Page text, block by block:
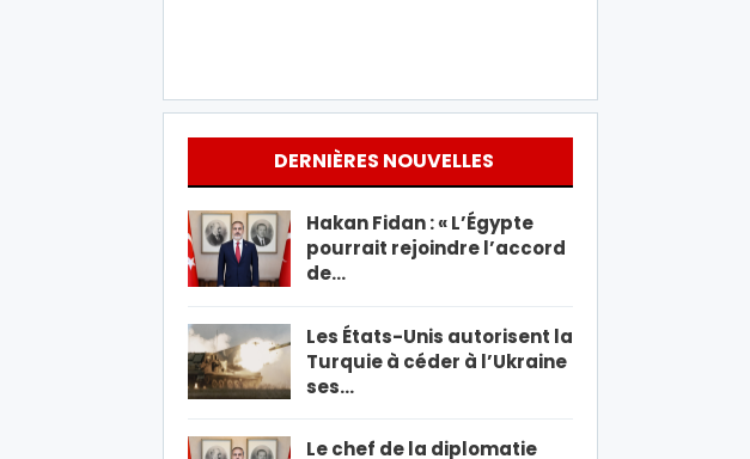
DERNIÈRES NOUVELLES
Hakan Fidan : « L’Égypte
pourrait rejoindre l’accord
de…
Les États-Unis autorisent la
Turquie à céder à l’Ukraine
ses…
Le chef de la diplomatie